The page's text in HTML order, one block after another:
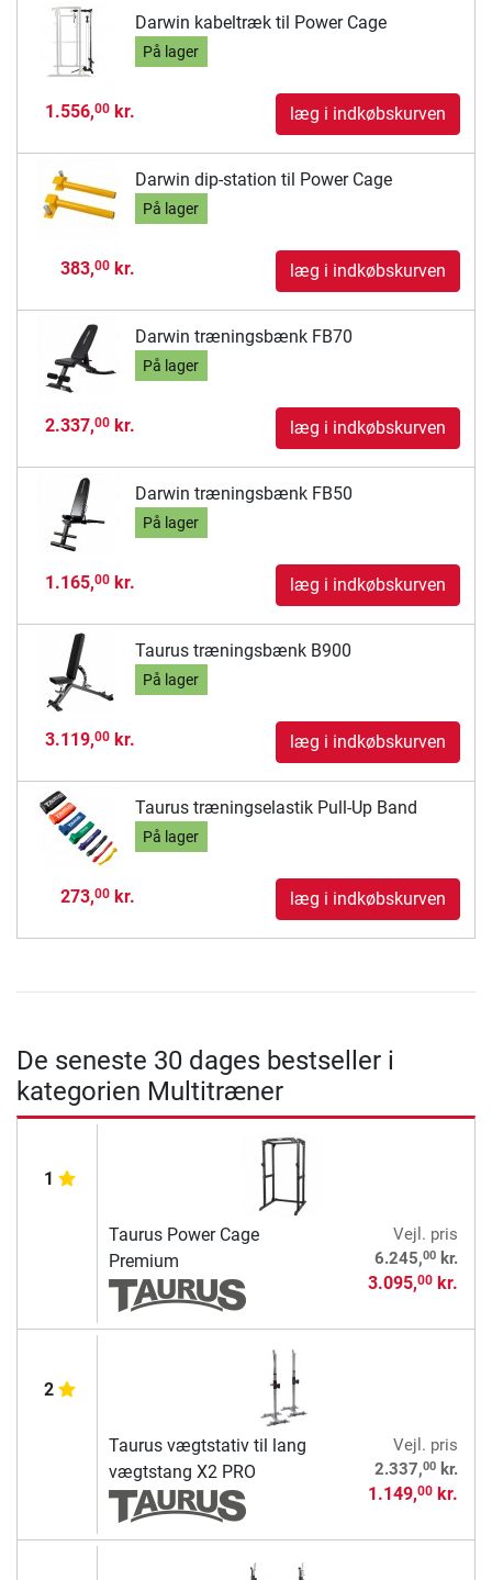
Darwin kabeltræk til Power Cage
På lager
1.556,00kr. læg i indkøbskurven
Darwin dip-station til Power Cage
På lager
383,00kr. læg i indkøbskurven
Darwin træningsbænk FB70
På lager
2.337,00kr. læg i indkøbskurven
Darwin træningsbænk FB50
På lager
1.165,00kr. læg i indkøbskurven
Taurus træningsbænk B900
På lager
3.119,00kr. læg i indkøbskurven
Taurus træningselastik Pull-Up Band
På lager
273,00kr. læg i indkøbskurven
De seneste 30 dages bestseller i
kategorien Multitræner
1
Taurus Power Cage
Premium
Vejl. pris
6.245,00kr.
3.095,00kr.
2
Taurus vægtstativ til lang
vægtstang X2 PRO
Vejl. pris
2.337,00kr.
1.149,00kr.